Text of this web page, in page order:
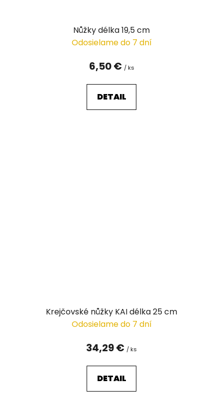
Nůžky délka 19,5 cm
Odosielame do 7 dní
6,50 € / ks
DETAIL
Krejčovské nůžky KAI délka 25 cm
Odosielame do 7 dní
34,29 € / ks
DETAIL